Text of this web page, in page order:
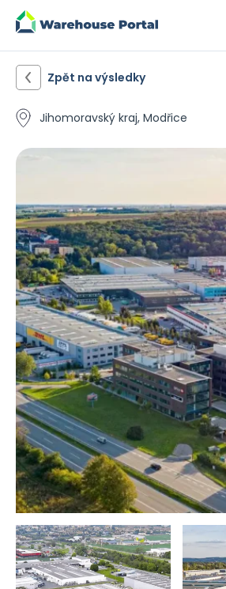
Zpět na výsledky
Jihomoravský kraj, Modřice